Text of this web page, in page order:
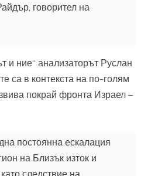
говорител на
и ние“ анализаторът Руслан
са в контекста на по-голям
покрай фронта Израел –
постоянна ескалация
на Близък изток и
следствие на